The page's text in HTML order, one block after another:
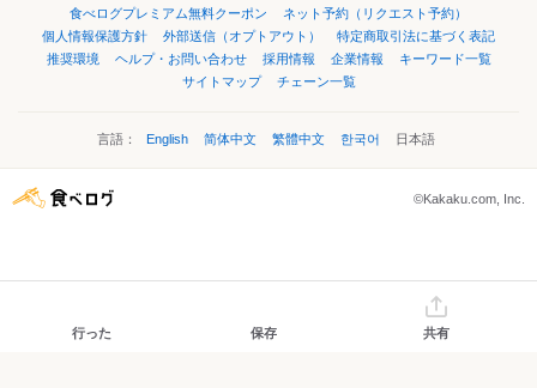
食べログプレミアム無料クーポン
ネット予約（リクエスト予約）
個人情報保護方針
外部送信（オプトアウト）
特定商取引法に基づく表記
推奨環境
ヘルプ・お問い合わせ 採用情報 企業情報
キーワード一覧
サイトマップ
チェーン一覧
言語： English 简体中文 繁體中文 한국어 日本語
©Kakaku.com, Inc.
行った 保存 共有